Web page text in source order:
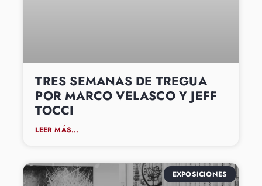
TRES SEMANAS DE TREGUA
POR MARCO VELASCO Y JEFF
TOCCI
LEER MÁS...
EXPOSICIONES